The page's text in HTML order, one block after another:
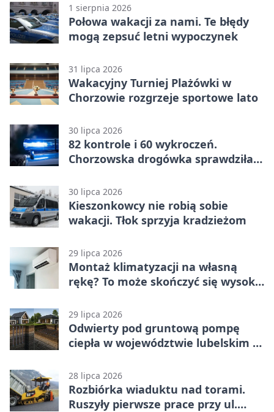
1 sierpnia 2026
Połowa wakacji za nami. Te błędy
mogą zepsuć letni wypoczynek
31 lipca 2026
Wakacyjny Turniej Plażówki w
Chorzowie rozgrzeje sportowe lato
30 lipca 2026
82 kontrole i 60 wykroczeń.
Chorzowska drogówka sprawdziła
30 lipca 2026
Kieszonkowcy nie robią sobie
wakacji. Tłok sprzyja kradzieżom
29 lipca 2026
Montaż klimatyzacji na własną
rękę? To może skończyć się wysoką
29 lipca 2026
Odwierty pod gruntową pompę
ciepła w województwie lubelskim -
28 lipca 2026
Rozbiórka wiaduktu nad torami.
Ruszyły pierwsze prace przy ul.